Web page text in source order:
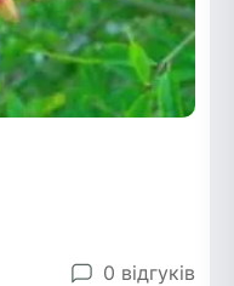
0 відгуків